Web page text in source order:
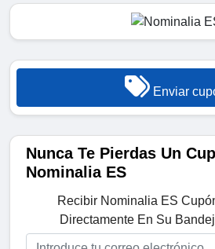
Enviar
Nunca Te Pierdas Un
Nominalia ES
Recibir Nominalia ES
Directamente En Su